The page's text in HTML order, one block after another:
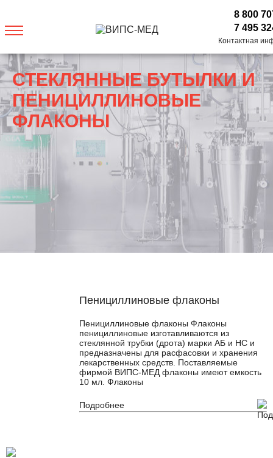
8 800
7 495
Контактная
СТЕКЛЯННЫЕ БУТЫЛКИ И
ПЕНИЦИЛЛИНОВЫЕ
ФЛАКОНЫ
Пенициллиновые флаконы
Пенициллиновые флаконы Флаконы
пенициллиновые изготавливаются из
стеклянной трубки (дрота) марки АБ и НС и
предназначены для расфасовки и хранения
лекарственных средств. Поставляемые
фирмой ВИПС-МЕД флаконы имеют емкость
10 мл. Флаконы
Подробнее